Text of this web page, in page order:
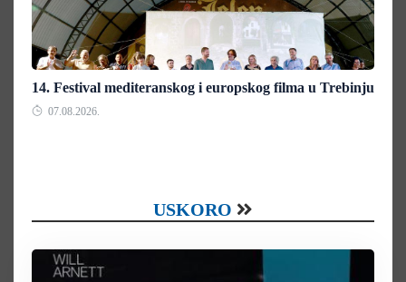
14. Festival mediteranskog i europskog filma u Trebinju
07.08.2026.
USKORO